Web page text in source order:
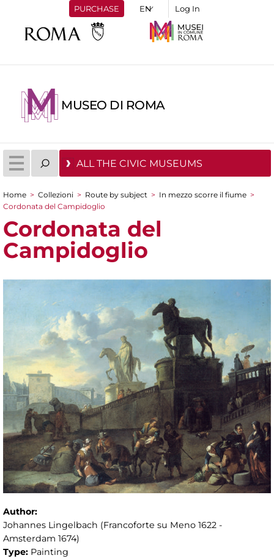
PURCHASE Log In
MUSEO DI ROMA
ALL THE CIVIC MUSEUMS
You are here
Home > Collezioni > Route by subject > In mezzo scorre il fiume >
Cordonata del Campidoglio
Cordonata del
Campidoglio
Author:
Johannes Lingelbach (Francoforte su Meno 1622 -
Amsterdam 1674)
Type: Painting